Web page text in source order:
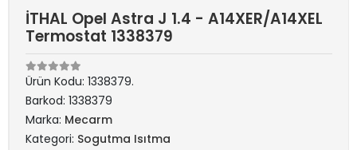
İTHAL Opel Astra J 1.4 - A14XER/A14XEL
Termostat 1338379
Ürün Kodu: 1338379.
Barkod: 1338379
Marka: Mecarm
Kategori: Sogutma Isıtma